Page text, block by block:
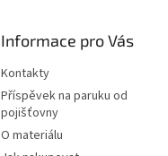
Informace pro Vás
Kontakty
Příspěvek na paruku od
pojišťovny
O materiálu